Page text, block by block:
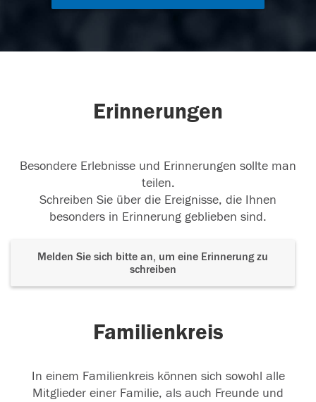
Erinnerungen
Besondere Erlebnisse und Erinnerungen sollte man
teilen.
Schreiben Sie über die Ereignisse, die Ihnen
besonders in Erinnerung geblieben sind.
Melden Sie sich bitte an, um eine Erinnerung zu
schreiben
Familienkreis
In einem Familienkreis können sich sowohl alle
Mitglieder einer Familie, als auch Freunde und